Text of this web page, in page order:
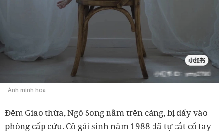
Ảnh minh hoạ
Đêm Giao thừa, Ngô Song nằm trên cáng, bị đẩy vào
phòng cấp cứu. Cô gái sinh năm 1988 đã tự cắt cổ tay